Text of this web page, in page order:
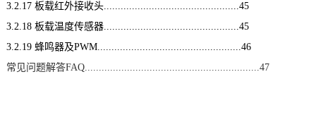
3.2.17 板载红外接收头................................................45
3.2.18 板载温度传感器................................................45
3.2.19 蜂鸣器及PWM...................................................46
常见问题解答FAQ..............................................................47